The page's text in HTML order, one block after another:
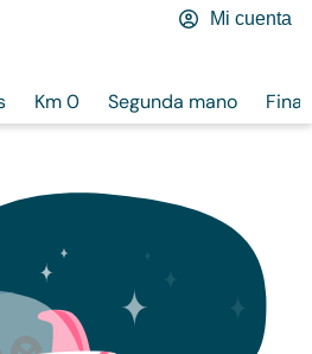
Km 0 Segunda mano
Mi cuenta